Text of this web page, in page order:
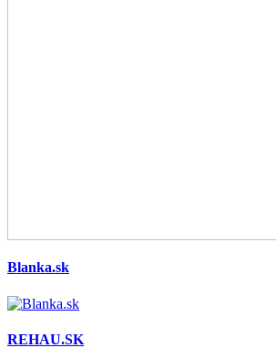
Blanka.sk
REHAU.SK